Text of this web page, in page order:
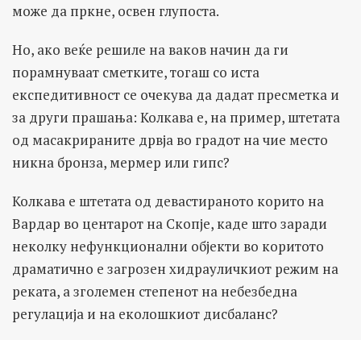
може да пркне, освен глупоста.
Но, ако веќе решиле на ваков начин да ги
порамнуваат сметките, тогаш со иста
експедитивност се очекува да дадат пресметка и
за други прашања: Колкава е, на пример, штетата
од масакрираните дрвја во градот на чие место
никна бронза, мермер или гипс?
Колкава е штетата од девастираното корито на
Вардар во центарот на Скопје, каде што заради
неколку нефункционални објекти во коритото
драматично е загрозен хидрауличкиот режим на
реката, а зголемен степенот на небезбедна
регулација и на еколошкиот дисбаланс?